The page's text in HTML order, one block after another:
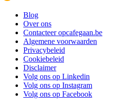
Blog
Over ons
Contacteer opcafegaan.be
Algemene voorwaarden
Privacybeleid
Cookiebeleid
Disclaimer
Volg ons op Linkedin
Volg ons op Instagram
Volg ons op Facebook